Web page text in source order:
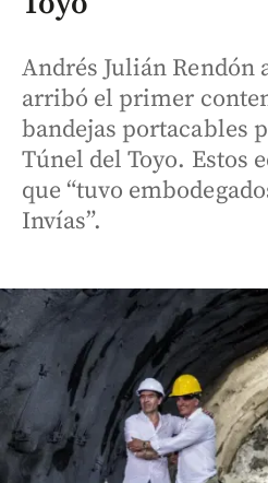
Andrés Julián Rendón
arribó el primer
bandejas portacables
Túnel del Toyo. Estos
que “tuvo
Invías”.